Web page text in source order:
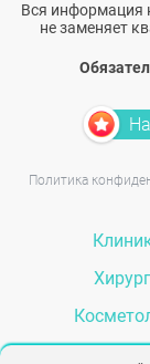
Вся информация
не заменяет
Политика